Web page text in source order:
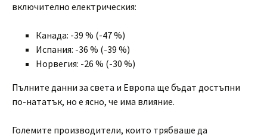
включително електрическия:
Канада: -39 % (-47 %)
Испания: -36 % (-39 %)
Норвегия: -26 % (-30 %)
Пълните данни за света и Европа ще бъдат достъпни
по-нататък, но е ясно, че има влияние.
Големите производители, които трябваше да